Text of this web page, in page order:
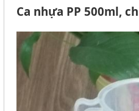
Ca nhựa PP 500ml,